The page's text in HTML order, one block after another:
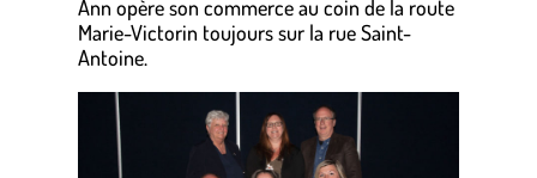
Ann opère son commerce au coin de la route
Marie-Victorin toujours sur la rue Saint-
Antoine.